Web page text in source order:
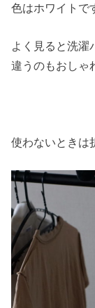
色はホワイトで
よく見ると洗濯
違うのもおしゃ
使わないときは